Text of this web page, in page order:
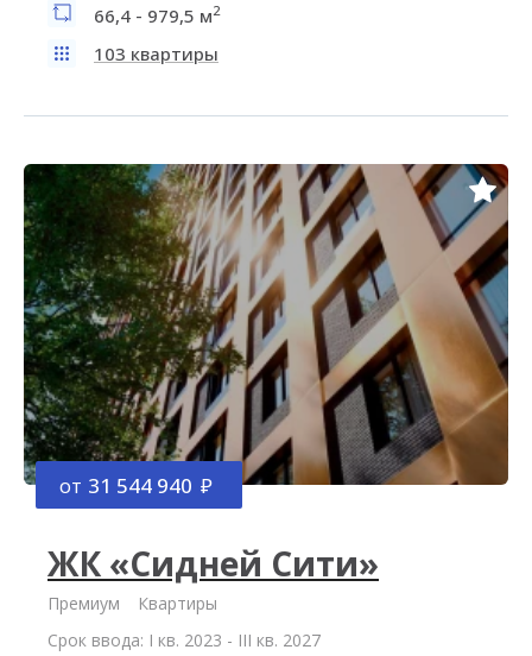
66,4 - 979,5 м2
103 квартиры
от 31 544 940
ЖК «Сидней Сити»
Премиум
Квартиры
Срок ввода: I кв. 2023 - III кв. 2027